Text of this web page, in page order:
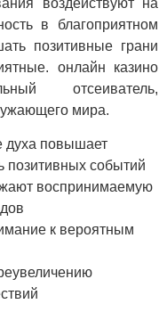
воздействуют на
в благоприятном
позитивные грани
онлайн казино
отсеиватель,
мира.
повышает
позитивных событий
воспринимаемую
к вероятным